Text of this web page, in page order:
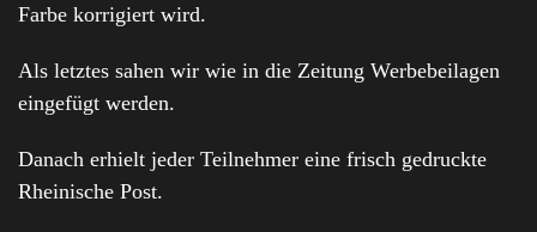
Farbe korrigiert wird.
Als letztes sahen wir wie in die Zeitung Werbebeilagen
eingefügt werden.
Danach erhielt jeder Teilnehmer eine frisch gedruckte
Rheinische Post.